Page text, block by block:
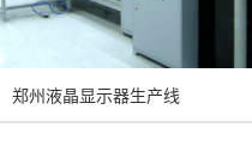
郑州液晶显示器生产线